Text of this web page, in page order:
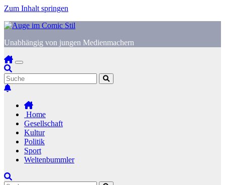
Zum Inhalt springen
Unabhängig von jungen Medienmachern
Home
Gesellschaft
Kultur
Politik
Sport
Weltenbummler